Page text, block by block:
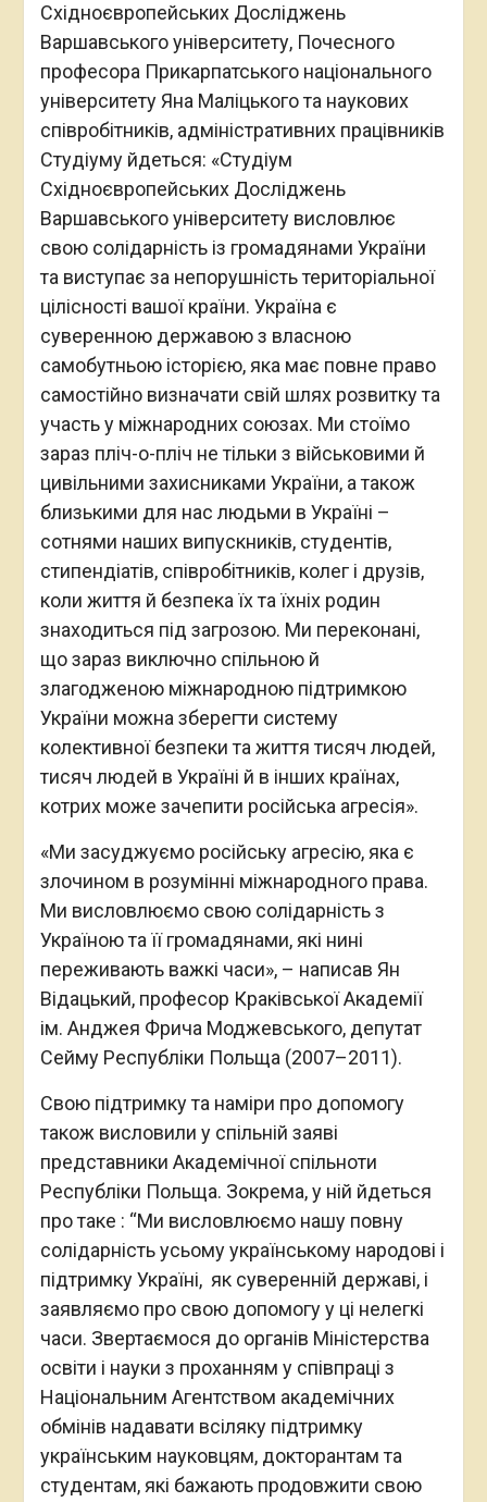
Східноєвропейських Досліджень
Варшавського університету, Почесного
професора Прикарпатського національного
університету Яна Маліцького та наукових
співробітників, адміністративних працівників
Студіуму йдеться: «Студіум
Cхідноєвропейських Досліджень
Варшавського університету висловлює
свою солідарність із громадянами України
та виступає за непорушність територіальної
цілісності вашої країни. Україна є
суверенною державою з власною
самобутньою історією, яка має повне право
самостійно визначати свій шлях розвитку та
участь у міжнародних союзах. Ми стоїмо
зараз пліч-о-пліч не тільки з військовими й
цивільними захисниками України, а також
близькими для нас людьми в Україні –
сотнями наших випускників, студентів,
стипендіатів, співробітників, колег і друзів,
коли життя й безпека їх та їхніх родин
знаходиться під загрозою. Ми переконані,
що зараз виключно спільною й
злагодженою міжнародною підтримкою
України можна зберегти систему
колективної безпеки та життя тисяч людей,
тисяч людей в Україні й в інших країнах,
котрих може зачепити російська агресія».
«Ми засуджуємо російську агресію, яка є
злочином в розумінні міжнародного права.
Ми висловлюємо свою солідарність з
Україною та її громадянами, які нині
переживають важкі часи», – написав Ян
Відацький, професор Краківської Академії
ім. Анджея Фрича Моджевського, депутат
Сейму Республіки Польща (2007–2011).
Свою підтримку та наміри про допомогу
також висловили у спільній заяві
представники Академічної спільноти
Республіки Польща. Зокрема, у ній йдеться
про таке : “Ми висловлюємо нашу повну
солідарність усьому українському народові і
підтримку Україні, як суверенній державі, і
заявляємо про свою допомогу у ці нелегкі
часи. Звертаємося до органів Міністерства
освіти і науки з проханням у співпраці з
Національним Агентством академічних
обмінів надавати всіляку підтримку
українським науковцям, докторантам та
студентам, які бажають продовжити свою